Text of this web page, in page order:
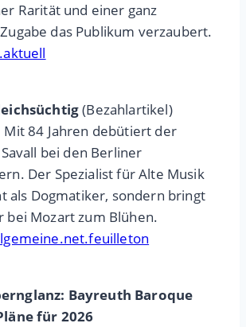
Rarität und einer ganz
das Publikum verzaubert.
(Bezahlartikel)
Mit 84 Jahren debütiert der
bei den Berliner
Der Spezialist für Alte Musik
als Dogmatiker, sondern bringt
bei Mozart zum Blühen.
Bayreuth Baroque
für 2026